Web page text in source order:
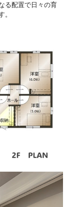
る配置で日々の育
。